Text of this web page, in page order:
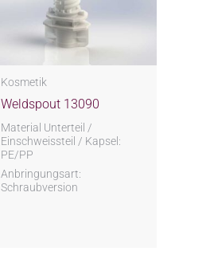
Kosmetik
Weldspout 13090
Material Unterteil /
Einschweissteil / Kapsel:
PE/PP
Anbringungsart:
Schraubversion